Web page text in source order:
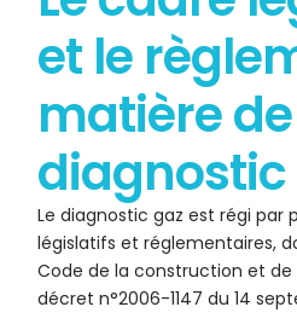
et le
matière de
diagnostic
Le diagnostic gaz est régi par
législatifs et réglementaires,
Code de la construction et de
décret n°2006-1147 du 14